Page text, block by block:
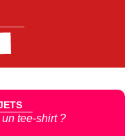
tee-shirt ?